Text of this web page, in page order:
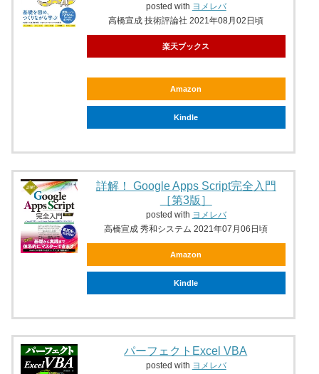
posted with ヨメレバ
高橋宣成 技術評論社 2021年08月02日頃
楽天ブックス
Amazon
Kindle
詳解！ Google Apps Script完全入門
［第3版］
posted with ヨメレバ
高橋宣成 秀和システム 2021年07月06日頃
Amazon
Kindle
パーフェクトExcel VBA
posted with ヨメレバ